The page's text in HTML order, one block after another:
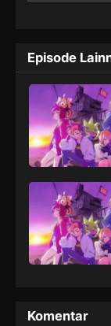
10 Episode 10
Episode 9
08 Episode 8
07 Episode 7
Episode 6
05 Episode 5
03 Episode 3
Sapotama-nya.
anggota tim
memperbarui
dibentuk oleh
Episode
Komentar